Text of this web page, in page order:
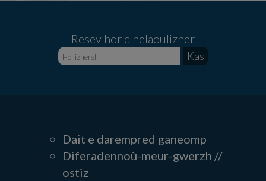
Resev hor c'helaoulizher
Dait e darempred ganeomp
Diferadennoù-meur-gwerzh //
ostiz